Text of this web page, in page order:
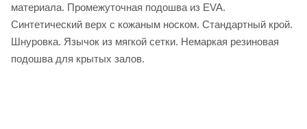
материала. Промежуточная подошва из EVA.
Синтетический верх с кожаным носком. Стандартный крой.
Шнуровка. Язычок из мягкой сетки. Немаркая резиновая
подошва для крытых залов.